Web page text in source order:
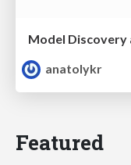
anatolykr
Featured